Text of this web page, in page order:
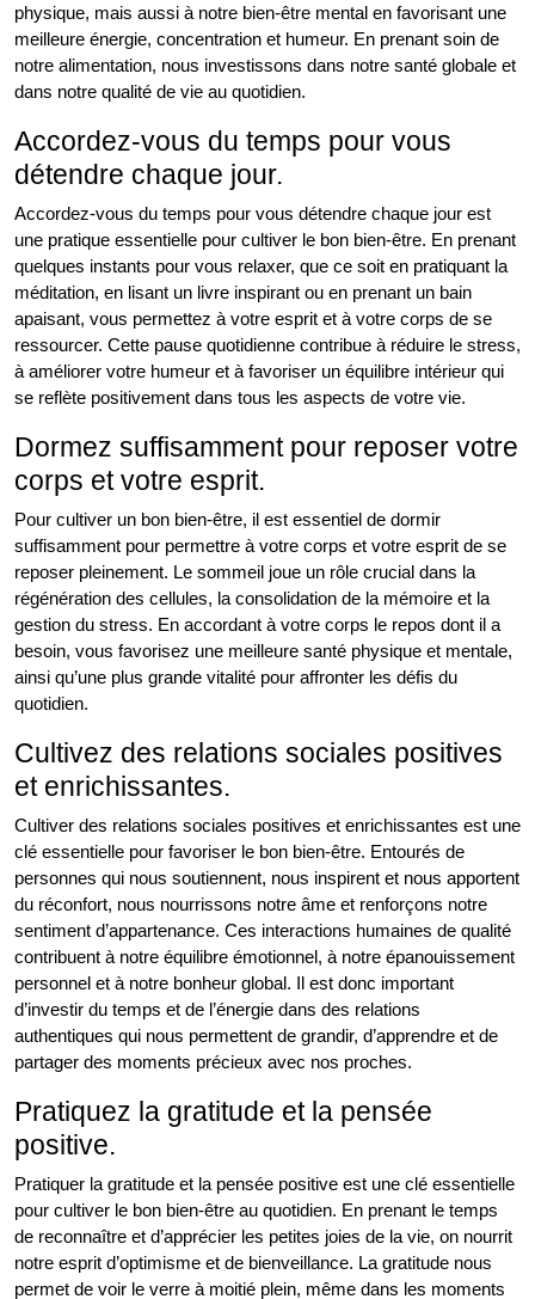
physique, mais aussi à notre bien-être mental en favorisant une
meilleure énergie, concentration et humeur. En prenant soin de
notre alimentation, nous investissons dans notre santé globale et
dans notre qualité de vie au quotidien.
Accordez-vous du temps pour vous
détendre chaque jour.
Accordez-vous du temps pour vous détendre chaque jour est
une pratique essentielle pour cultiver le bon bien-être. En prenant
quelques instants pour vous relaxer, que ce soit en pratiquant la
méditation, en lisant un livre inspirant ou en prenant un bain
apaisant, vous permettez à votre esprit et à votre corps de se
ressourcer. Cette pause quotidienne contribue à réduire le stress,
à améliorer votre humeur et à favoriser un équilibre intérieur qui
se reflète positivement dans tous les aspects de votre vie.
Dormez suffisamment pour reposer votre
corps et votre esprit.
Pour cultiver un bon bien-être, il est essentiel de dormir
suffisamment pour permettre à votre corps et votre esprit de se
reposer pleinement. Le sommeil joue un rôle crucial dans la
régénération des cellules, la consolidation de la mémoire et la
gestion du stress. En accordant à votre corps le repos dont il a
besoin, vous favorisez une meilleure santé physique et mentale,
ainsi qu’une plus grande vitalité pour affronter les défis du
quotidien.
Cultivez des relations sociales positives
et enrichissantes.
Cultiver des relations sociales positives et enrichissantes est une
clé essentielle pour favoriser le bon bien-être. Entourés de
personnes qui nous soutiennent, nous inspirent et nous apportent
du réconfort, nous nourrissons notre âme et renforçons notre
sentiment d’appartenance. Ces interactions humaines de qualité
contribuent à notre équilibre émotionnel, à notre épanouissement
personnel et à notre bonheur global. Il est donc important
d’investir du temps et de l’énergie dans des relations
authentiques qui nous permettent de grandir, d’apprendre et de
partager des moments précieux avec nos proches.
Pratiquez la gratitude et la pensée
positive.
Pratiquer la gratitude et la pensée positive est une clé essentielle
pour cultiver le bon bien-être au quotidien. En prenant le temps
de reconnaître et d’apprécier les petites joies de la vie, on nourrit
notre esprit d’optimisme et de bienveillance. La gratitude nous
permet de voir le verre à moitié plein, même dans les moments